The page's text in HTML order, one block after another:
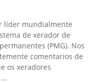
líder mundialmente
de xerador de
(PMG). Nos
comentarios de
os xeradores